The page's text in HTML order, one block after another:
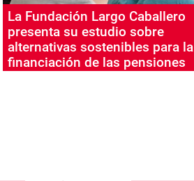
La Fundación Largo Caballero
presenta su estudio sobre
alternativas sostenibles para la
financiación de las pensiones